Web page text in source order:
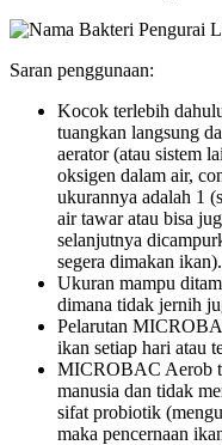
Saran penggunaan:
Kocok terlebih
tuangkan langsung
aerator (atau sistem
oksigen dalam air,
ukurannya adalah 1
air tawar atau bisa
selanjutnya
segera dimakan ikan).
Ukuran mampu
dimana tidak jernih
Pelarutan
ikan setiap hari atau
MICROBAC Aerob
manusia dan tidak
sifat probiotik
maka pencernaan